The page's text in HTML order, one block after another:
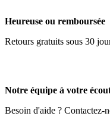
Heureuse ou remboursée
Retours gratuits sous 30
Notre équipe à votre
Besoin d'aide ? Contactez-